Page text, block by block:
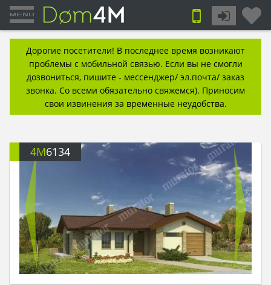
Дорогие посетители! В последнее время возникают
проблемы с мобильной связью. Если вы не смогли
дозвониться, пишите - мессенджер/ эл.почта/ заказ
звонка. Со всеми обязательно свяжемся). Приносим
свои извинения за временные неудобства.
4M6134